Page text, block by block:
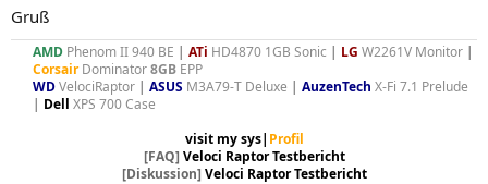
Gruß
AMD Phenom II 940 BE | ATi HD4870 1GB Sonic | LG W2261V Monitor |
CorsairDominator8GB EPP
WDVelociRaptor | ASUS M3A79-T Deluxe | AuzenTech X-Fi 7.1 Prelude
| Dell XPS 700 Case​
visit my sys| Profil
[FAQ] Veloci Raptor Testbericht
[Diskussion] Veloci Raptor Testbericht